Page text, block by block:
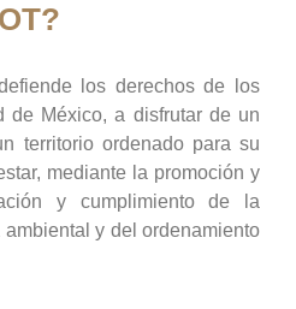
los derechos de los
de México, a disfrutar de un
territorio ordenado para su
mediante la promoción y
y cumplimiento de la
y del ordenamiento